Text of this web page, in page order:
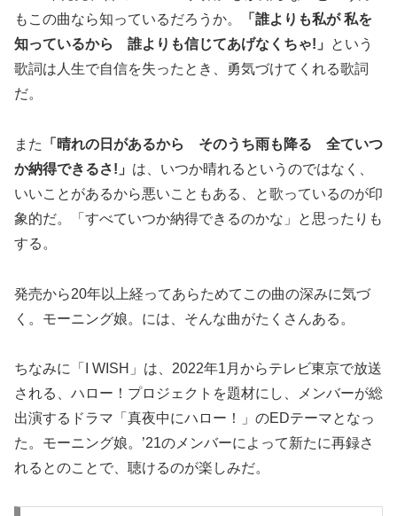
もこの曲なら知っているだろうか。
「誰よりも私が 私を
知っているから 誰よりも信じてあげなくちゃ!」
という
歌詞は人生で自信を失ったとき、勇気づけてくれる歌詞
だ。
また
「晴れの日があるから そのうち雨も降る 全ていつ
か納得できるさ!」 は、いつか晴れるというのではなく、
いいことがあるから悪いこともある、と歌っているのが印
象的だ。「すべていつか納得できるのかな」と思ったりも
する。
発売から20年以上経ってあらためてこの曲の深みに気づ
く。モーニング娘。には、そんな曲がたくさんある。
ちなみに「I WISH」は、2022年1月からテレビ東京で放送
される、ハロー！プロジェクトを題材にし、メンバーが総
出演するドラマ「真夜中にハロー！」のEDテーマとなっ
た。モーニング娘。’21のメンバーによって新たに再録さ
れるとのことで、聴けるのが楽しみだ。